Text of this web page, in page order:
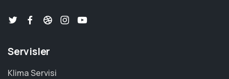
Servisler
Klima Servisi